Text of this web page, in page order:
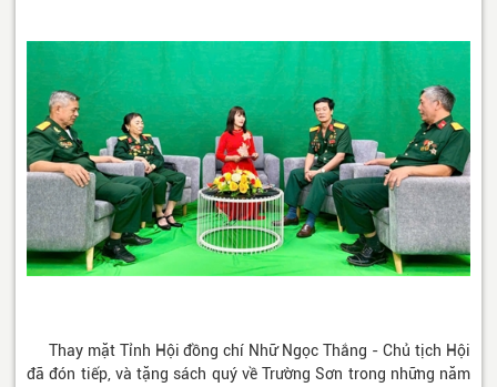
Thay mặt Tỉnh Hội đồng chí Nhữ Ngọc Thắng - Chủ tịch Hội
đã đón tiếp, và tặng sách quý về Trường Sơn trong những năm